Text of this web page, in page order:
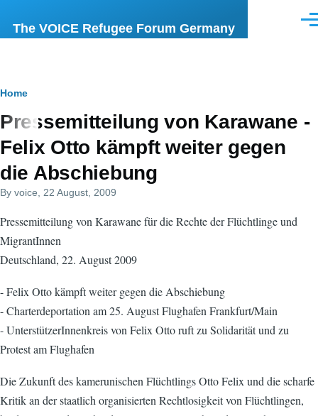
The VOICE Refugee Forum Germany
Breadcrumb
Home
Pressemitteilung von Karawane -
Felix Otto kämpft weiter gegen
die Abschiebung
By voice , 22 August, 2009
Pressemitteilung von Karawane für die Rechte der Flüchtlinge und
MigrantInnen
Deutschland, 22. August 2009
- Felix Otto kämpft weiter gegen die Abschiebung
- Charterdeportation am 25. August Flughafen Frankfurt/Main
- UnterstützerInnenkreis von Felix Otto ruft zu Solidarität und zu
Protest am Flughafen
Die Zukunft des kamerunischen Flüchtlings Otto Felix und die scharfe
Kritik an der staatlich organisierten Rechtlosigkeit von Flüchtlingen,